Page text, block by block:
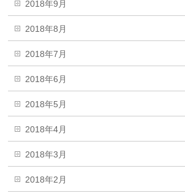
2018年9月
2018年8月
2018年7月
2018年6月
2018年5月
2018年4月
2018年3月
2018年2月